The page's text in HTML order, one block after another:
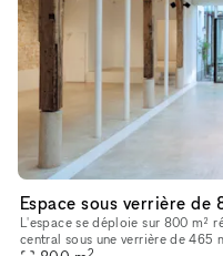
Espace sous verrière de
L'espace se déploie sur 800 m²
central sous une verrière de 465
2